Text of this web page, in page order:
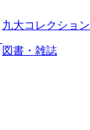
九大コレクション
図書・雑誌